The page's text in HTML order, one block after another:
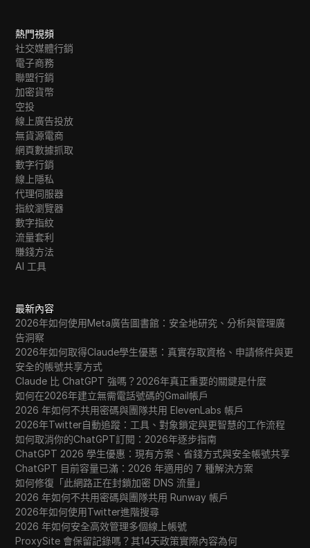
熱門視頻
社交媒體行銷
電子商務
聯盟行銷
加密貨幣
空投
線上廣告投放
無貨源電商
網頁數據抓取
數字行銷
線上隱私
代理伺服器
指紋瀏覽器
數字指紋
流量套利
賺錢方法
AI 工具
最新內容
2026年如何使用Meta廣告圖書館：安全地研究、分析與管理廣
告洞察
2026年如何取得Claude學生優惠：真實存取資格、申請條件與更
安全的帳號共享方式
Claude 比 ChatGPT 強嗎？2026年真正重要的關鍵是什麼
如何在2026年建立無需電話號碼的Gmail帳戶
2026 年如何不共用密碼與團隊共用 ElevenLabs 帳戶
2026年Twitter自動追蹤：工具、對象鎖定與更智慧的工作流程
如何取消你的ChatGPT訂閱：2026年逐步指南
ChatGPT 2026 學生優惠：現有方案、省錢方式與安全帳號共享
ChatGPT 目前容量已滿：2026 年適用的 7 種解決方案
如何修復「此網路正在封鎖加密 DNS 流量」
2026 年如何不共用密碼與團隊共用 Runway 帳戶
2026年如何使用Twitter進階搜尋
2026 年如何安全高效管理多個線上帳號
ProxySite 會保留記錄嗎？其14天政策實際內容為何